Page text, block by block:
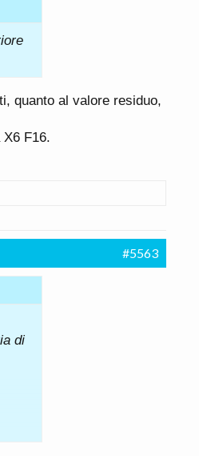
quanto al valore residuo,
F16.
#5563
di